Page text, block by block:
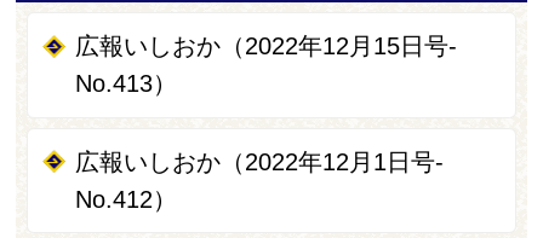
広報いしおか（2022年12月15日号-
No.413）
広報いしおか（2022年12月1日号-
No.412）